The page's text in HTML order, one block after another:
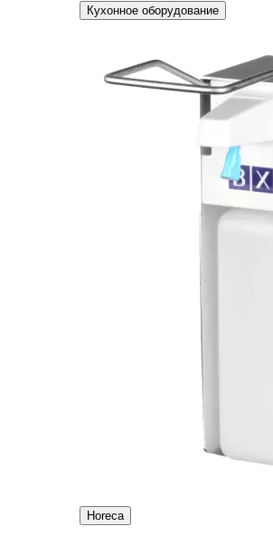
Кухонное оборудование
Horeca